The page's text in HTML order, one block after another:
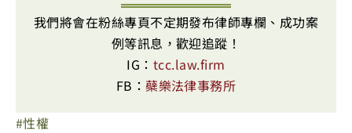
我們將會在粉絲專頁不定期發布律師專欄、成功案
例等訊息，歡迎追蹤！
IG： tcc.law.firm
FB：蘗樂法律事務所
性權